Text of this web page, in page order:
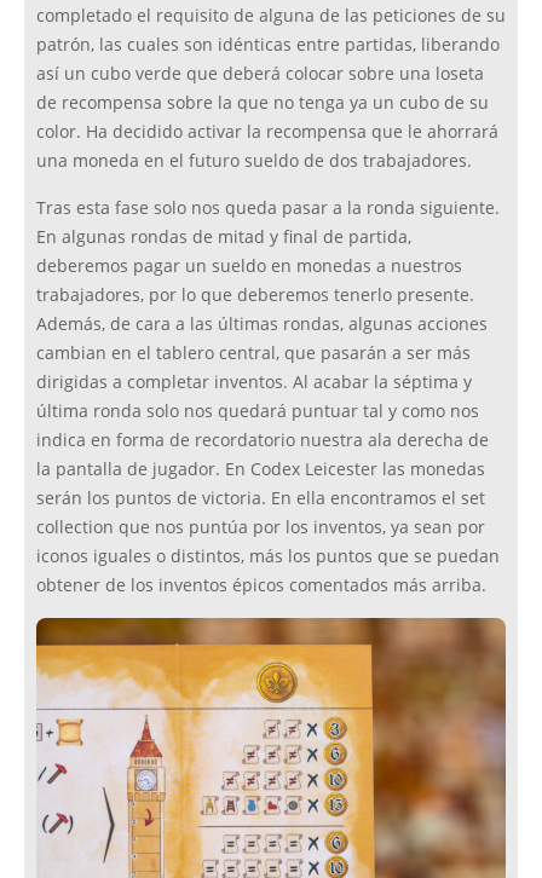
completado el requisito de alguna de las peticiones de su
patrón, las cuales son idénticas entre partidas, liberando
así un cubo verde que deberá colocar sobre una loseta
de recompensa sobre la que no tenga ya un cubo de su
color. Ha decidido activar la recompensa que le ahorrará
una moneda en el futuro sueldo de dos trabajadores.
Tras esta fase solo nos queda pasar a la ronda siguiente.
En algunas rondas de mitad y final de partida,
deberemos pagar un sueldo en monedas a nuestros
trabajadores, por lo que deberemos tenerlo presente.
Además, de cara a las últimas rondas, algunas acciones
cambian en el tablero central, que pasarán a ser más
dirigidas a completar inventos. Al acabar la séptima y
última ronda solo nos quedará puntuar tal y como nos
indica en forma de recordatorio nuestra ala derecha de
la pantalla de jugador. En Codex Leicester las monedas
serán los puntos de victoria. En ella encontramos el set
collection que nos puntúa por los inventos, ya sean por
iconos iguales o distintos, más los puntos que se puedan
obtener de los inventos épicos comentados más arriba.